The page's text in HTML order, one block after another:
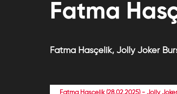
Fatma
Fatma Hasçelik, Jolly Joker